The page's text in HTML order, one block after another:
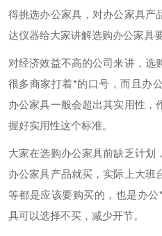
得挑选办公家具，对办公家具产
达仪器给大家讲解选购办公家具
对经济效益不高的公司来讲，选
很多商家打着*的口号，而且办
办公家具一般会超出其实用性，
握好实用性这个标准。
大家在选购办公家具前缺乏计划
办公家具产品就买，实际上大班
等都是应该要购买的，也是办
具可以选择不买，减少开节。